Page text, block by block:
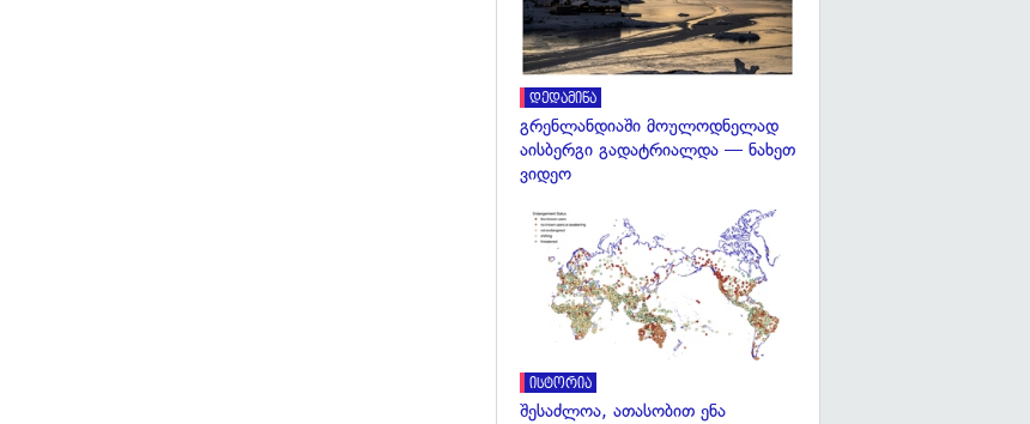
დედამიწა
გრენლანდიაში მოულოდნელად
აისბერგი გადატრიალდა — ნახეთ
ვიდეო
ისტორია
შესაძლოა, ათასობით ენა